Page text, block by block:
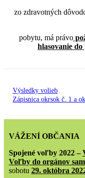
zo zdravotných
pobytu, má právo
hlasovanie
Výsledky volieb
Zápisnica okrsok č. 1 a
VÁŽENÍ OBČANIA
Spojené voľby 2022 –
Voľby do orgánov
sobotu 29. októbra